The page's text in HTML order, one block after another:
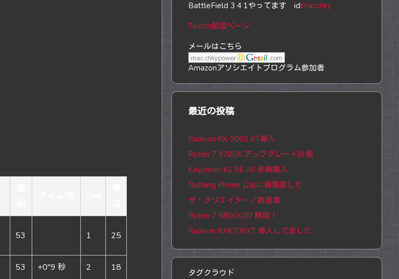
53 1 25
53 +0″9 秒 2 18
BattleField 3 4 1やってます id:macchky
Twitch配信ページ
メールはこちら
Amazonアソシエイトプログラム参加者
最近の投稿
Radeon RX 9060 XT導入
Ryzen 7 9700X アップグレード計画
Keychron K1 SE JIS 赤軸購入
Nothing Phone (2a)に機種変した
ザ・クリエイター／創造者
Ryzen 7 5800X3D 降誕！
Radeon RX6700XT 導入してました
タグクラウド